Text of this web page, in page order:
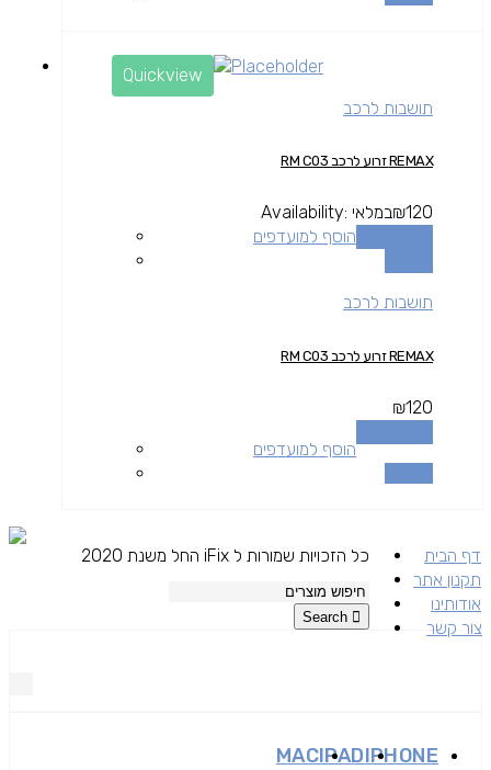
Quickview
תושבות לרכב
REMAX זרוע לרכב RM C03
₪120
Availability: במלאי
הוסף למועדפים
תושבות לרכב
REMAX זרוע לרכב RM C03
₪120
הוסף למועדפים
דף הבית
תקנון אתר
אודותינו
צור קשר
כל הזכויות שמורות ל iFix החל משנת 2020
IPHONE
IPAD
MAC
Search